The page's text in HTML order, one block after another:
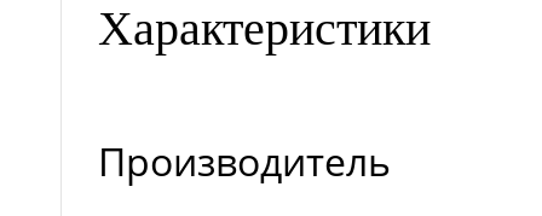
Характеристики
Производитель